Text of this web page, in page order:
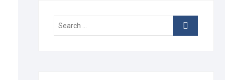
Search